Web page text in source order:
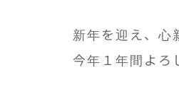
新年を迎え、心
今年１年間よろ